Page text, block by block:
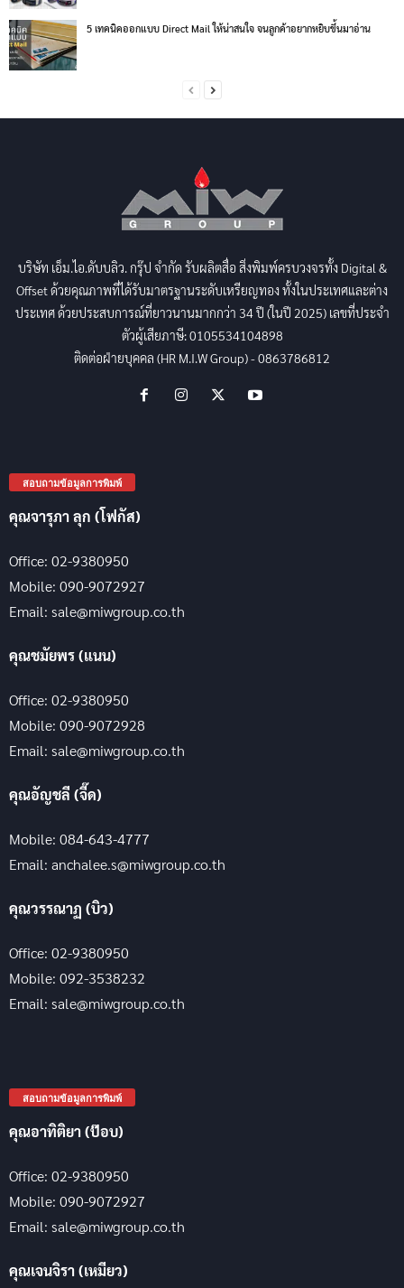
5 เทคนิคออกแบบ Direct Mail ให้น่าสนใจ จนลูกค้าอยากหยิบขึ้นมาอ่าน
บริษัท เอ็ม.ไอ.ดับบลิว. กรุ๊ป จำกัด รับผลิตสื่อ สิ่งพิมพ์ครบวงจรทั้ง Digital &
Offset ด้วยคุณภาพที่ได้รับมาตรฐานระดับเหรียญทอง ทั้งในประเทศและต่าง
ประเทศ ด้วยประสบการณ์ที่ยาวนานมากกว่า 34 ปี (ในปี 2025) เลขที่ประจำ
ตัวผู้เสียภาษี: 0105534104898
ติดต่อฝ่ายบุคคล (HR M.I.W Group) - 0863786812
สอบถามข้อมูลการพิมพ์
คุณจารุภา ลุก (โฟกัส)
Office: 02-9380950
Mobile: 090-9072927
Email: sale@miwgroup.co.th
คุณชมัยพร (แนน)
Office: 02-9380950
Mobile: 090-9072928
Email: sale@miwgroup.co.th
คุณอัญชลี (จี๊ด)
Mobile: 084-643-4777
Email: anchalee.s@miwgroup.co.th
คุณวรรณาฏ (บิว)
Office: 02-9380950
Mobile: 092-3538232
Email: sale@miwgroup.co.th
สอบถามข้อมูลการพิมพ์
คุณอาทิติยา (ป๊อบ)
Office: 02-9380950
Mobile: 090-9072927
Email: sale@miwgroup.co.th
คุณเจนจิรา (เหมียว)